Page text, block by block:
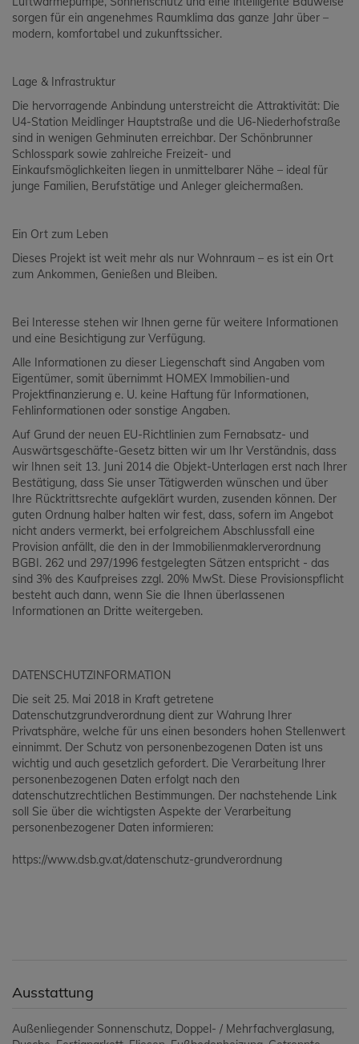
sorgen für ein angenehmes Raumklima das ganze Jahr über –
modern, komfortabel und zukunftssicher.
Lage & Infrastruktur
Die hervorragende Anbindung unterstreicht die Attraktivität: Die
U4-Station Meidlinger Hauptstraße und die U6-Niederhofstraße
sind in wenigen Gehminuten erreichbar. Der Schönbrunner
Schlosspark sowie zahlreiche Freizeit- und
Einkaufsmöglichkeiten liegen in unmittelbarer Nähe – ideal für
junge Familien, Berufstätige und Anleger gleichermaßen.
Ein Ort zum Leben
Dieses Projekt ist weit mehr als nur Wohnraum – es ist ein Ort
zum Ankommen, Genießen und Bleiben.
Bei Interesse stehen wir Ihnen gerne für weitere Informationen
und eine Besichtigung zur Verfügung.
Alle Informationen zu dieser Liegenschaft sind Angaben vom
Eigentümer, somit übernimmt HOMEX Immobilien-und
Projektfinanzierung e. U. keine Haftung für Informationen,
Fehlinformationen oder sonstige Angaben.
Auf Grund der neuen EU-Richtlinien zum Fernabsatz- und
Auswärtsgeschäfte-Gesetz bitten wir um Ihr Verständnis, dass
wir Ihnen seit 13. Juni 2014 die Objekt-Unterlagen erst nach Ihrer
Bestätigung, dass Sie unser Tätigwerden wünschen und über
Ihre Rücktrittsrechte aufgeklärt wurden, zusenden können. Der
guten Ordnung halber halten wir fest, dass, sofern im Angebot
nicht anders vermerkt, bei erfolgreichem Abschlussfall eine
Provision anfällt, die den in der Immobilienmaklerverordnung
BGBI. 262 und 297/1996 festgelegten Sätzen entspricht - das
sind 3% des Kaufpreises zzgl. 20% MwSt. Diese Provisionspflicht
besteht auch dann, wenn Sie die Ihnen überlassenen
Informationen an Dritte weitergeben.
DATENSCHUTZINFORMATION
Die seit 25. Mai 2018 in Kraft getretene
Datenschutzgrundverordnung dient zur Wahrung Ihrer
Privatsphäre, welche für uns einen besonders hohen Stellenwert
einnimmt. Der Schutz von personenbezogenen Daten ist uns
wichtig und auch gesetzlich gefordert. Die Verarbeitung Ihrer
personenbezogenen Daten erfolgt nach den
datenschutzrechtlichen Bestimmungen. Der nachstehende Link
soll Sie über die wichtigsten Aspekte der Verarbeitung
personenbezogener Daten informieren:
https://www.dsb.gv.at/datenschutz-grundverordnung
Ausstattung
Außenliegender Sonnenschutz Doppel- / Mehrfachverglasung